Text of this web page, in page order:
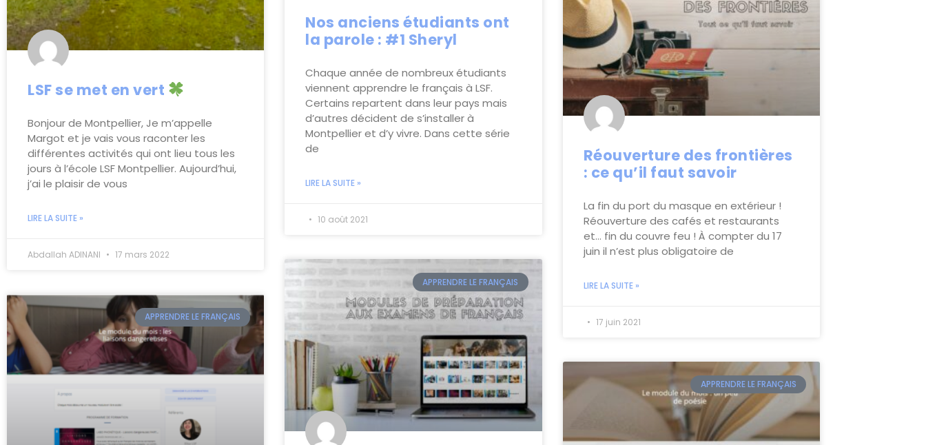
LSF se met en vert
Bonjour de Montpellier, Je m’appelle
Margot et je vais vous raconter les
différentes activités qui ont lieu tous les
jours à l’école LSF Montpellier. Aujourd’hui,
j’ai le plaisir de vous
LIRE LA SUITE »
Abdallah ADINANI 17 mars 2022
APPRENDRE LE FRANÇAIS
Nos anciens étudiants ont
la parole : #1 Sheryl
Chaque année de nombreux étudiants
viennent apprendre le français à LSF.
Certains repartent dans leur pays mais
d’autres décident de s’installer à
Montpellier et d’y vivre. Dans cette série
de
LIRE LA SUITE »
10 août 2021
Réouverture des frontières
: ce qu’il faut savoir
La fin du port du masque en extérieur !
Réouverture des cafés et restaurants
et… fin du couvre feu ! À compter du 17
juin il n’est plus obligatoire de
LIRE LA SUITE »
17 juin 2021
APPRENDRE LE FRANÇAIS
APPRENDRE LE FRANÇAIS